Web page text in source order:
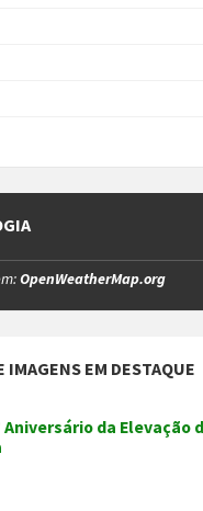
OpenWeatherMap.org
IMAGENS EM DESTAQUE
Aniversário da Elevação